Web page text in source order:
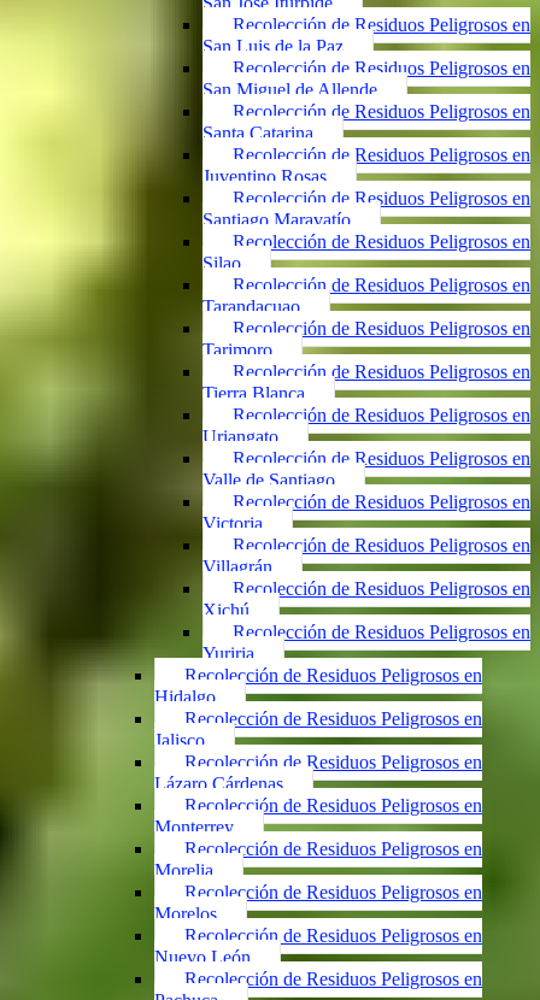
Recolección de Residuos Peligrosos en
San Luis de la Paz
Recolección de Residuos Peligrosos en
San Miguel de Allende
Recolección de Residuos Peligrosos en
Santa Catarina
Recolección de Residuos Peligrosos en
Juventino Rosas
Recolección de Residuos Peligrosos en
Santiago Maravatío
Recolección de Residuos Peligrosos en
Silao
Recolección de Residuos Peligrosos en
Tarandacuao
Recolección de Residuos Peligrosos en
Tarimoro
Recolección de Residuos Peligrosos en
Tierra Blanca
Recolección de Residuos Peligrosos en
Uriangato
Recolección de Residuos Peligrosos en
Valle de Santiago
Recolección de Residuos Peligrosos en
Victoria
Recolección de Residuos Peligrosos en
Villagrán
Recolección de Residuos Peligrosos en
Xichú
Recolección de Residuos Peligrosos en
Yuriria
Recolección de Residuos Peligrosos en
Hidalgo
Recolección de Residuos Peligrosos en
Jalisco
Recolección de Residuos Peligrosos en
Lázaro Cárdenas
Recolección de Residuos Peligrosos en
Monterrey
Recolección de Residuos Peligrosos en
Morelia
Recolección de Residuos Peligrosos en
Morelos
Recolección de Residuos Peligrosos en
Nuevo León
Recolección de Residuos Peligrosos en